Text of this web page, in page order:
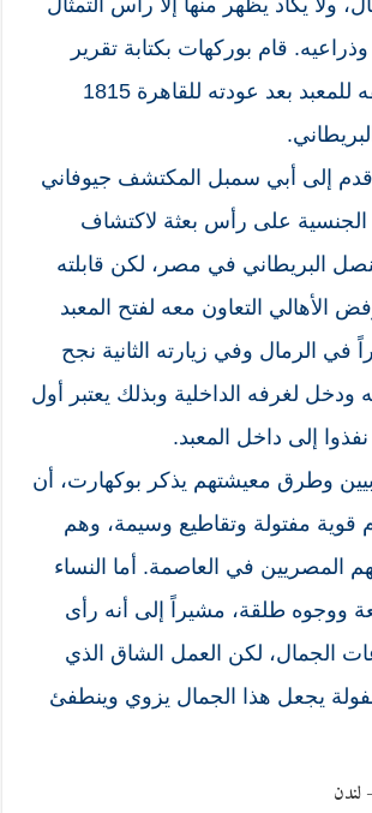
ولا يكاد يظهر منها إلا رأس التمثال
قام بوركهات بكتابة تقرير
مفصل عن كشفه للمعبد بعد عودته للقاهرة 1815
وفي عام 1816 قدم إلى أبي سمبل المكتشف جيوفاني
الجنسية على رأس بعثة لاكتشاف
البريطاني في مصر، لكن قابلته
الأهالي التعاون معه لفتح المعبد
في الرمال وفي زيارته الثانية نجح
ودخل لغرفه الداخلية وبذلك يعتبر أول
نفذوا إلى داخل المعبد.
وطرق معيشتهم يذكر بوكهارت، أن
قوية مفتولة وتقاطيع وسيمة، وهم
المصريين في العاصمة. أما النساء
ووجوه طلقة، مشيراً إلى أنه رأى
الجمال، لكن العمل الشاق الذي
يجعل هذا الجمال يزوي وينطفئ